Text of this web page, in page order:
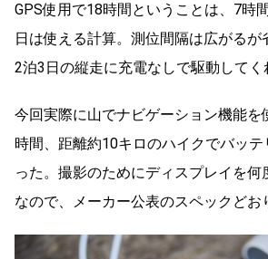
GPS使用で18時間ということは、7時
日は使える計算。測位間隔は広がるが
2泊3日の縦走に充電なしで駆動してく
今回実際に山でナビゲーション機能を
時間、距離約10キロのハイクでバッ
った。撮影のためにディスプレイを
なので、メーカー公表のスペックどお